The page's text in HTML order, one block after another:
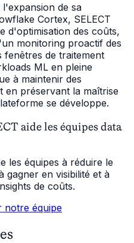
de sa
Cortex, SELECT
d'optimisation des coûts,
monitoring proactif des
fenêtres de traitement
ML en pleine
à maintenir des
en préservant la maîtrise
se développe.
aide les équipes data
les équipes à réduire le
gagner en visibilité et à
de coûts.
notre équipe